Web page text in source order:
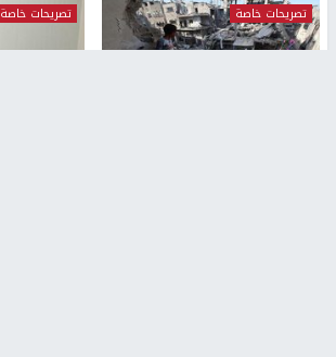
تصريحات خاصة تصريحات خاصة